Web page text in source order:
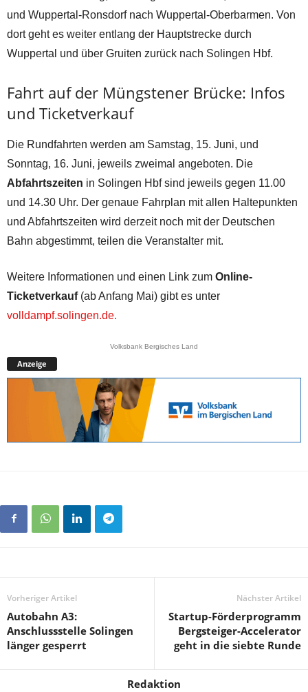
und Wuppertal-Ronsdorf nach Wuppertal-Oberbarmen. Von
dort geht es weiter entlang der Hauptstrecke durch
Wuppertal und über Gruiten zurück nach Solingen Hbf.
Fahrt auf der Müngstener Brücke: Infos
und Ticketverkauf
Die Rundfahrten werden am Samstag, 15. Juni, und
Sonntag, 16. Juni, jeweils zweimal angeboten. Die
Abfahrtszeiten in Solingen Hbf sind jeweils gegen 11.00
und 14.30 Uhr. Der genaue Fahrplan mit allen Haltepunkten
und Abfahrtszeiten wird derzeit noch mit der Deutschen
Bahn abgestimmt, teilen die Veranstalter mit.
Weitere Informationen und einen Link zum Online-
Ticketverkauf(ab Anfang Mai) gibt es unter
volldampf.solingen.de.
Volksbank Bergisches Land
Anzeige
Vorheriger Artikel
Autobahn A3:
Anschlussstelle Solingen
länger gesperrt
Nächster Artikel
Startup-Förderprogramm
Bergsteiger-Accelerator
geht in die siebte Runde
Redaktion